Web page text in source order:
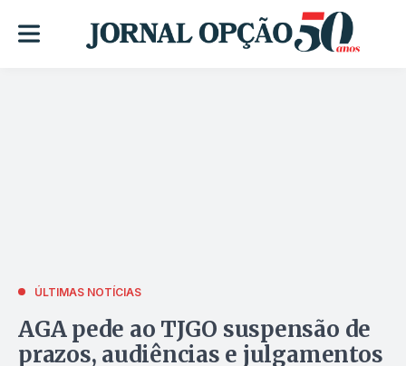
ÚLTIMAS NOTÍCIAS
AGA pede ao TJGO suspensão de
prazos, audiências e julgamentos